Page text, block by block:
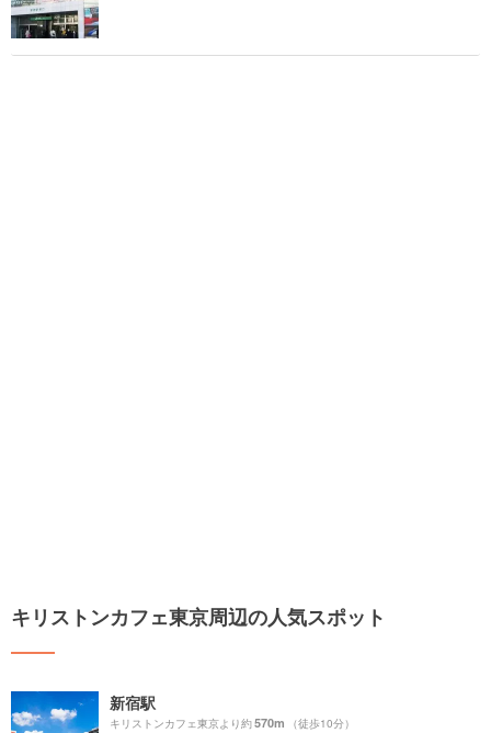
キリストンカフェ東京周辺の人気スポット
新宿駅
キリストンカフェ東京より約570m （徒歩10分）